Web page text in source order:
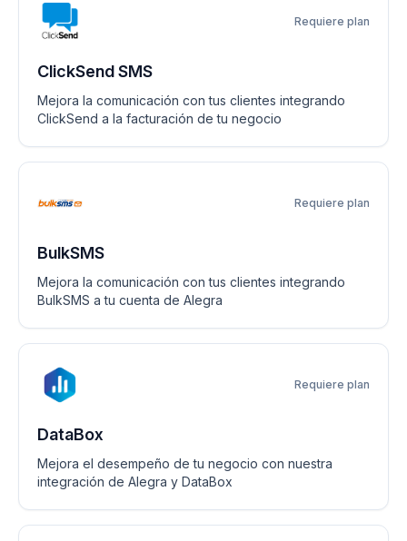
Requiere plan
ClickSend SMS
Mejora la comunicación con tus clientes integrando
ClickSend a la facturación de tu negocio
Requiere plan
BulkSMS
Mejora la comunicación con tus clientes integrando
BulkSMS a tu cuenta de Alegra
Requiere plan
DataBox
Mejora el desempeño de tu negocio con nuestra
integración de Alegra y DataBox